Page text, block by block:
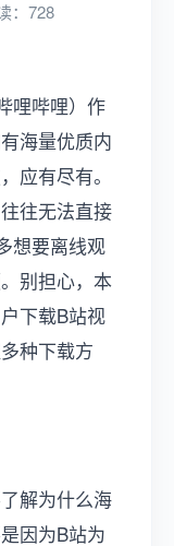
：728
哩哔哩）作
海量优质内
应有尽有。
往无法直接
想要离线观
别担心，本
下载B站视
种下载方
解为什么海
因为B站为